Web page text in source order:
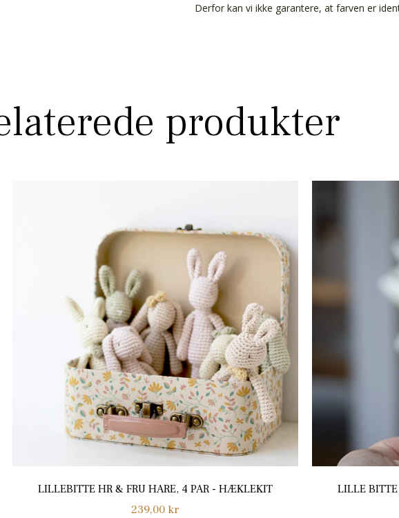
Derfor kan vi ikke garantere, at farven er
produkter
LILLEBITTE HR & FRU HARE, 4 PAR - HÆKLEKIT
Normalpris
239,00 kr
LILLE